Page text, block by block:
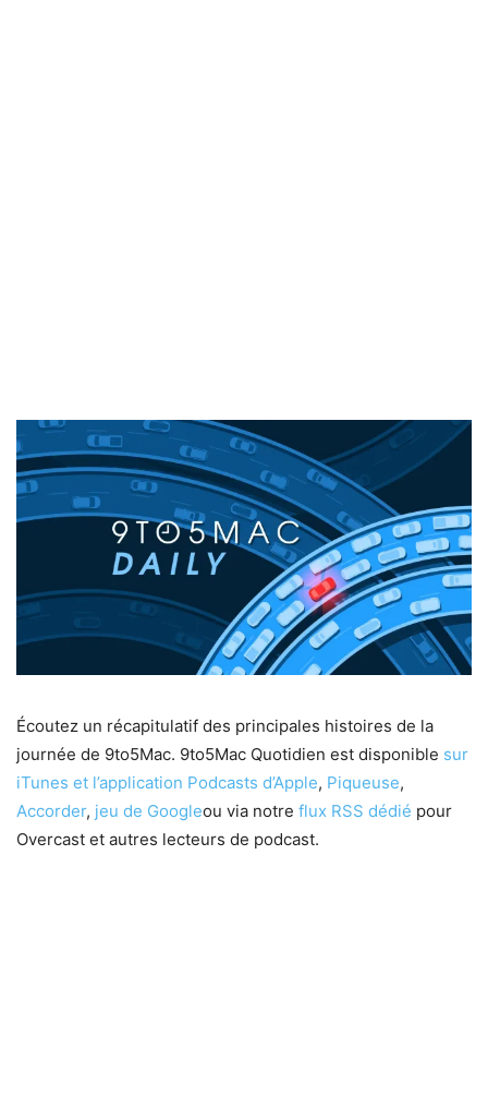
Écoutez un récapitulatif des principales histoires de la
journée de 9to5Mac. 9to5Mac Quotidien est disponible sur
iTunes et l’application Podcasts d’Apple, Piqueuse,
Accorder, jeu de Googleou via notre flux RSS dédié pour
Overcast et autres lecteurs de podcast.